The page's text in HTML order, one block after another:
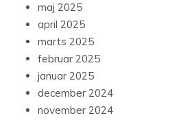
maj 2025
april 2025
marts 2025
februar 2025
januar 2025
december 2024
november 2024